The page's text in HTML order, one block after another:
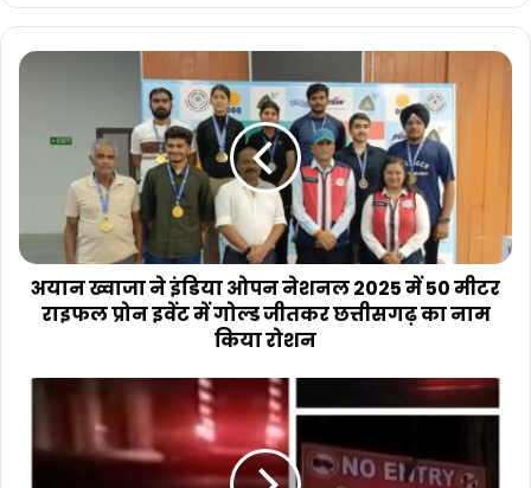
अयान
इंडिया
नेशनल
2025
में
50
मीटर
राइफल
छत्तीसगढ़
अयान ख्वाजा ने इंडिया ओपन नेशनल 2025 में 50 मीटर
राइफल प्रोन इवेंट में गोल्ड जीतकर छत्तीसगढ़ का नाम
किया रोशन
अंबिकापुर-
रामानुजगंज